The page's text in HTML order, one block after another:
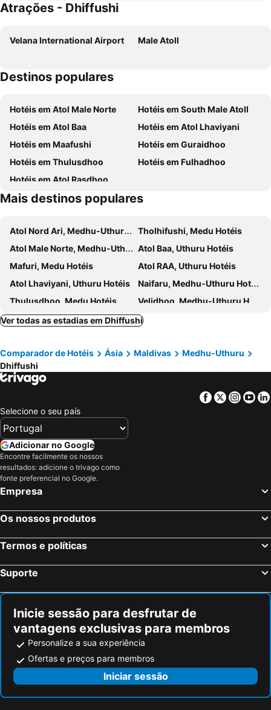
Batuta Maldives Surf View
Surf Trip Maldives
Dream Inn at Thulusdhoo
Athiri Residence Dhiffushi
Stone Beach Club
Rashu Hiyaa
Cokes Beach House
COKES SURF CAMP
Dream Inn Sun Beach
iHaven Thulusdhoo
Club Med Finolhu Villas
Hotel Adaaran Prestige Ocean Villas
Club Med Kani - Maldives
Atrações - Dhiffushi
Velana International Airport Male Atoll
Destinos populares
Hotéis em Atol Male Norte
Hotéis em South Male Atoll
Hotéis em Atol Baa
Hotéis em Atol Lhaviyani
Hotéis em Maafushi
Hotéis em Guraidhoo
Hotéis em Thulusdhoo
Hotéis em Fulhadhoo
Hotéis em Atol Rasdhoo
Mais destinos populares
Atol Nord Ari, Medhu-Uthuru Hotéis
Tholhifushi, Medu Hotéis
Atol Male Norte, Medhu-Uthuru Hotéis
Atol Baa, Uthuru Hotéis
Mafuri, Medu Hotéis
Atol RAA, Uthuru Hotéis
Atol Lhaviyani, Uthuru Hotéis
Naifaru, Medhu-Uthuru Hotéis
Thulusdhoo, Medu Hotéis
Velidhoo, Medhu-Uthuru Hotéis
South Male Atoll, Medhu-Uthuru Hotéis
Atol Ari Sul, Medhu-Uthuru Hotéis
Atol Felidhoo, Medhu-Uthuru Hotéis
Ver todas as estadias em Dhiffushi
Comparador de Hotéis Ásia Maldivas
Medhu-Uthuru
Dhiffushi
Facebook
Twitter
Selecione o seu país
Adicionar no Google
Encontre facilmente os nossos
resultados: adicione o trivago como
fonte preferencial no Google.
Empresa
Os nossos produtos
Termos e políticas
Suporte
Inicie sessão para desfrutar de
vantagens exclusivas para membros
Personalize a sua experiência
Ofertas e preços para membros
Iniciar sessão